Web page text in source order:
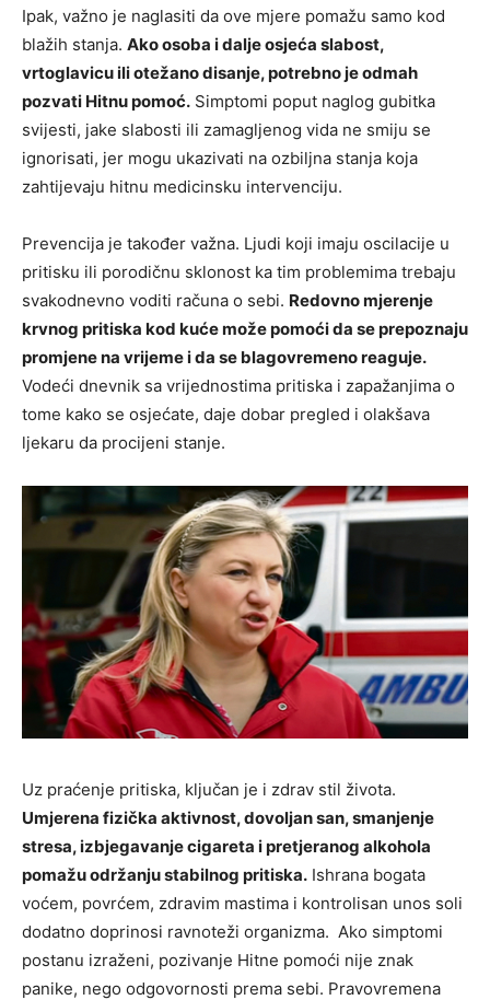
Ipak, važno je naglasiti da ove mjere pomažu samo kod
blažih stanja. Ako osoba i dalje osjeća slabost,
vrtoglavicu ili otežano disanje, potrebno je odmah
pozvati Hitnu pomoć. Simptomi poput naglog gubitka
svijesti, jake slabosti ili zamagljenog vida ne smiju se
ignorisati, jer mogu ukazivati na ozbiljna stanja koja
zahtijevaju hitnu medicinsku intervenciju.
Prevencija je također važna. Ljudi koji imaju oscilacije u
pritisku ili porodičnu sklonost ka tim problemima trebaju
svakodnevno voditi računa o sebi. Redovno mjerenje
krvnog pritiska kod kuće može pomoći da se prepoznaju
promjene na vrijeme i da se blagovremeno reaguje.
Vodeći dnevnik sa vrijednostima pritiska i zapažanjima o
tome kako se osjećate, daje dobar pregled i olakšava
ljekaru da procijeni stanje.
Uz praćenje pritiska, ključan je i zdrav stil života.
Umjerena fizička aktivnost, dovoljan san, smanjenje
stresa, izbjegavanje cigareta i pretjeranog alkohola
pomažu održanju stabilnog pritiska. Ishrana bogata
voćem, povrćem, zdravim mastima i kontrolisan unos soli
dodatno doprinosi ravnoteži organizma. Ako simptomi
postanu izraženi, pozivanje Hitne pomoći nije znak
panike, nego odgovornosti prema sebi. Pravovremena